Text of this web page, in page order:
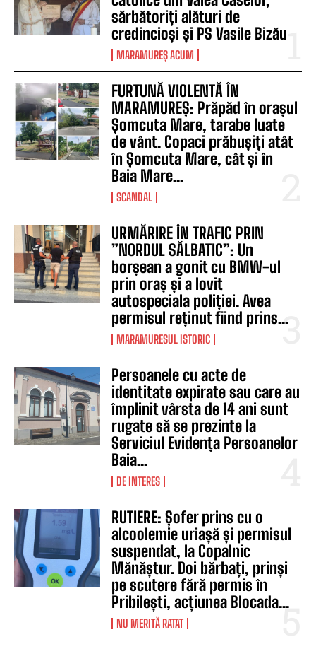
sărbătoriți alături de
credincioși și PS Vasile Bizău
MARAMUREȘ ACUM
FURTUNĂ VIOLENTĂ ÎN
MARAMUREȘ: Prăpăd în orașul
Șomcuta Mare, tarabe luate
de vânt. Copaci prăbușiți atât
în Șomcuta Mare, cât și în
Baia Mare...
SCANDAL
URMĂRIRE ÎN TRAFIC PRIN
”NORDUL SĂLBATIC”: Un
borșean a gonit cu BMW-ul
prin oraș și a lovit
autospeciala poliției. Avea
permisul reținut fiind prins...
MARAMURESUL ISTORIC
Persoanele cu acte de
identitate expirate sau care au
împlinit vârsta de 14 ani sunt
rugate să se prezinte la
Serviciul Evidența Persoanelor
Baia...
DE INTERES
RUTIERE: Șofer prins cu o
alcoolemie uriașă și permisul
suspendat, la Copalnic
Mănăștur. Doi bărbați, prinși
pe scutere fără permis în
Pribilești, acțiunea Blocada...
NU MERITĂ RATAT